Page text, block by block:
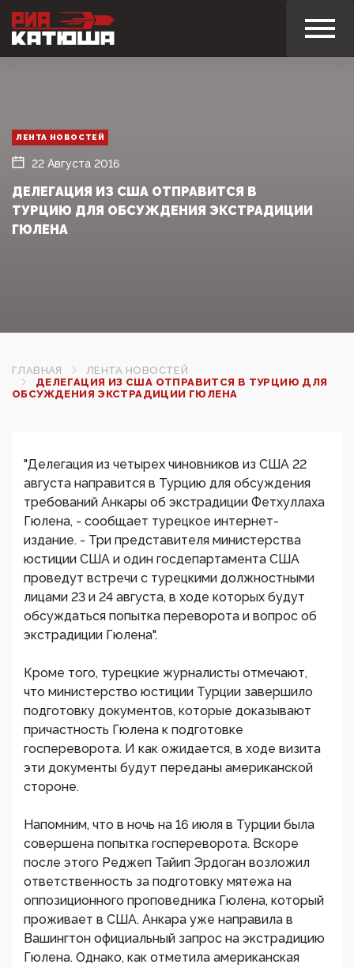
ЛЕНТА НОВОСТЕЙ
22 Августа 2016
ДЕЛЕГАЦИЯ ИЗ США ОТПРАВИТСЯ В
ТУРЦИЮ ДЛЯ ОБСУЖДЕНИЯ ЭКСТРАДИЦИИ
ГЮЛЕНА
ГЛАВНАЯ
ЛЕНТА НОВОСТЕЙ
ДЕЛЕГАЦИЯ ИЗ США ОТПРАВИТСЯ В ТУРЦИЮ ДЛЯ
ОБСУЖДЕНИЯ ЭКСТРАДИЦИИ ГЮЛЕНА
"Делегация из четырех чиновников из США 22
августа направится в Турцию для обсуждения
требований Анкары об экстрадиции Фетхуллаха
Гюлена, - сообщает турецкое интернет-
издание. - Три представителя министерства
юстиции США и один госдепартамента США
проведут встречи с турецкими должностными
лицами 23 и 24 августа, в ходе которых будут
обсуждаться попытка переворота и вопрос об
экстрадиции Гюлена".
Кроме того, турецкие журналисты отмечают,
что министерство юстиции Турции завершило
подготовку документов, которые доказывают
причастность Гюлена к подготовке
госпереворота. И как ожидается, в ходе визита
эти документы будут переданы американской
стороне.
Напомним, что в ночь на 16 июля в Турции была
совершена попытка госпереворота. Вскоре
после этого Реджеп Тайип Эрдоган возложил
ответственность за подготовку мятежа на
оппозиционного проповедника Гюлена, который
проживает в США. Анкара уже направила в
Вашингтон официальный запрос на экстрадицию
Гюлена. Однако, как отметила американская